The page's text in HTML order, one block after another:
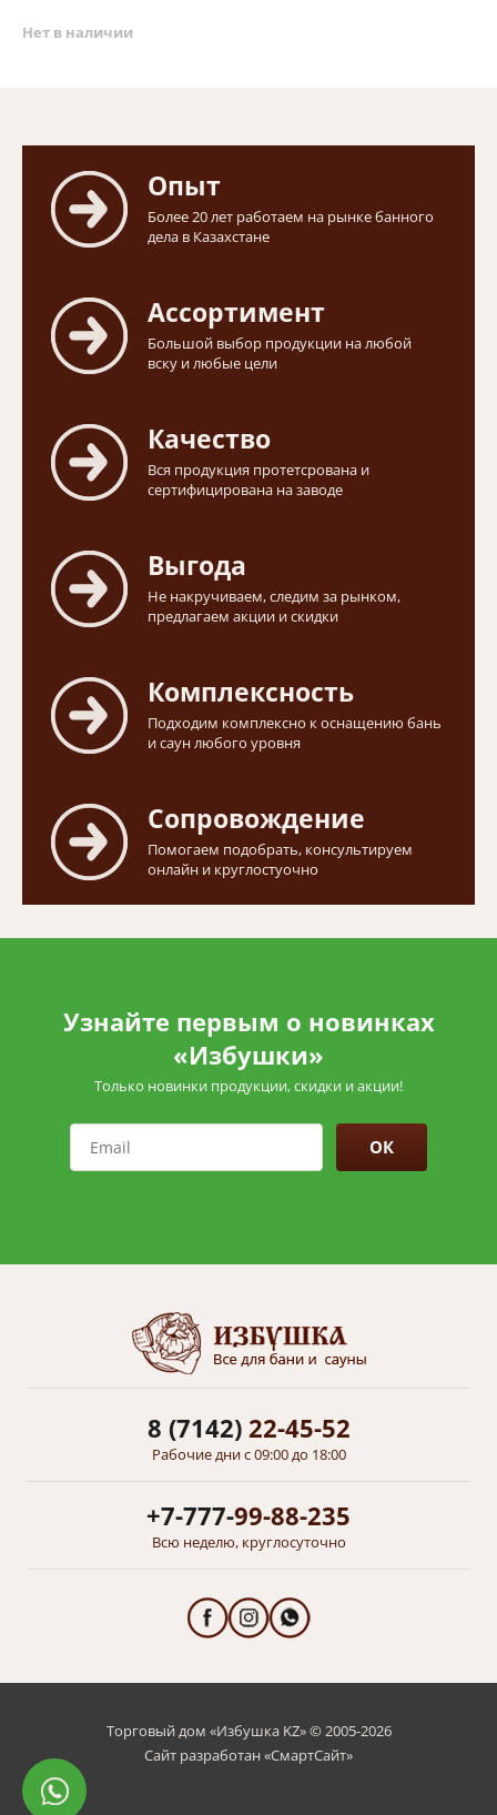
Нет в наличии
Опыт
Более 20 лет работаем на рынке банного
дела в Казахстане
Ассортимент
Большой выбор продукции на любой
вску и любые цели
Качество
Вся продукция протетсрована и
сертифицирована на заводе
Выгода
Не накручиваем, следим за рынком,
предлагаем акции и скидки
Комплексность
Подходим комплексно к оснащению бань
и саун любого уровня
Сопровождение
Помогаем подобрать, консультируем
онлайн и круглостуочно
Узнайте первым о новинках
«Избушки»
Только новинки продукции, скидки и акции!
ОК
8 (7142)22-45-52
Рабочие дни с 09:00 до 18:00
+7-777-99-88-235
Всю неделю, круглосуточно
Торговый дом «Избушка KZ» © 2005-2026
Сайт разработан «СмартСайт»